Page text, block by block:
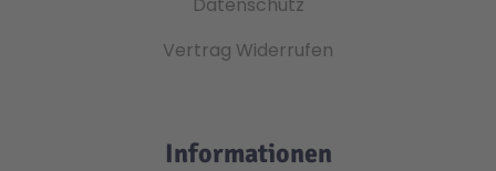
Vertrag Widerrufen
Informationen